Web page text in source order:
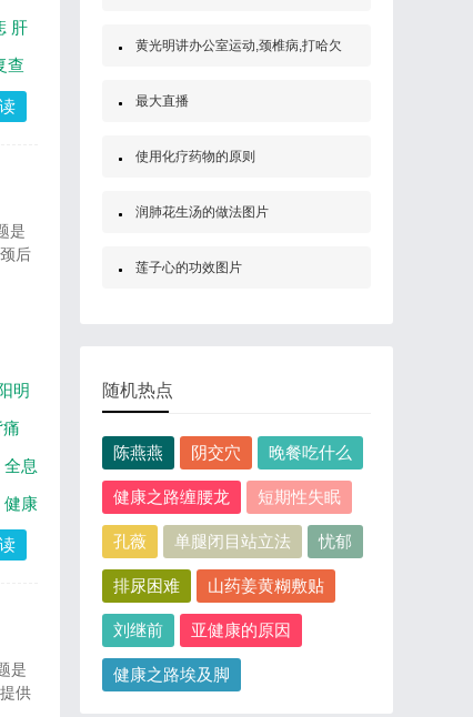
肝
查
是
后
明
全息
健康
是
供
黄光明讲办公室运动,颈椎病,打哈欠
最大直播
使用化疗药物的原则
润肺花生汤的做法图片
莲子心的功效图片
随机热点
陈燕燕 阴交穴 晚餐吃什么
健康之路缠腰龙 短期性失眠
孔薇 单腿闭目站立法 忧郁
排尿困难 山药姜黄糊敷贴
刘继前 亚健康的原因
健康之路埃及脚